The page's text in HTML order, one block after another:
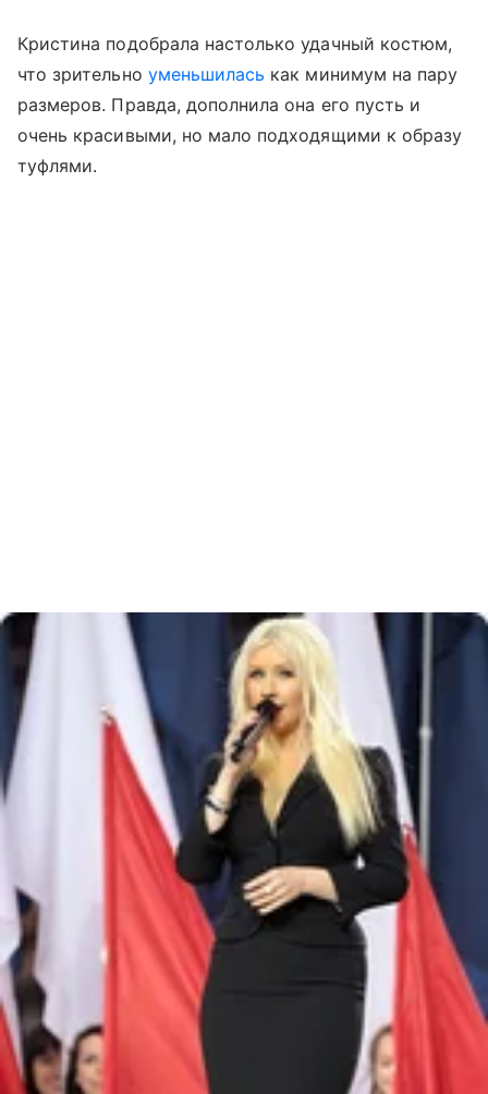
Кристина подобрала настолько удачный костюм,
что зрительно уменьшилась как минимум на пару
размеров. Правда, дополнила она его пусть и
очень красивыми, но мало подходящими к образу
туфлями.